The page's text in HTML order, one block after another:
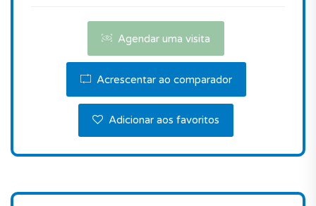
Agendar uma visita
Acrescentar ao comparador
Adicionar aos favoritos